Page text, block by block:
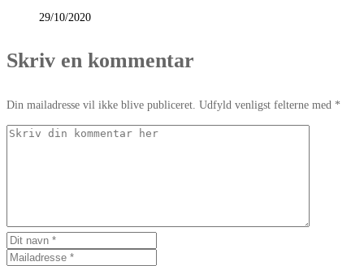
29/10/2020
Skriv en kommentar
Din mailadresse vil ikke blive publiceret. Udfyld venligst felterne med *